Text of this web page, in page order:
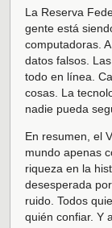
La Reserva
gente está
computadoras.
datos falsos.
todo en línea.
cosas. La
nadie pueda
En resumen, el
mundo apenas
riqueza en la
desesperada
ruido. Todos
quién confiar. Y